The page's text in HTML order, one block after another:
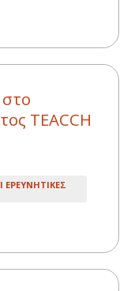
TEACCH